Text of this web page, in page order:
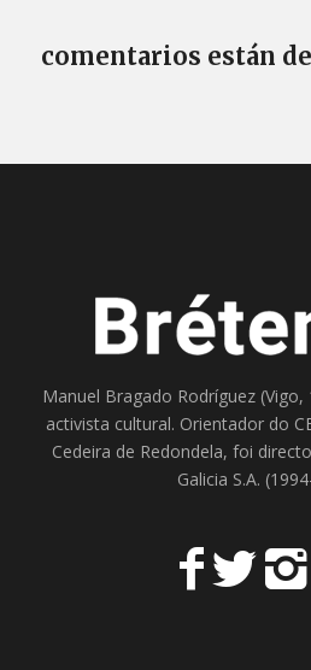
comentarios están
Manuel Bragado Rodríguez
activista cultural. Orientador do
Cedeira de Redondela, foi
Galicia S.A.